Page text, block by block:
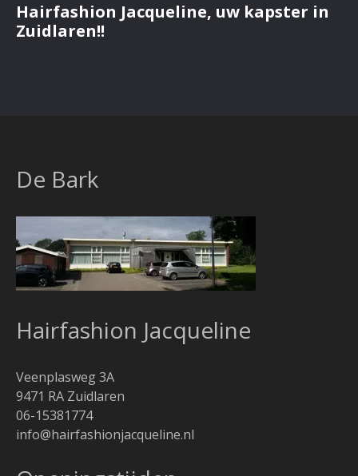
Hairfashion Jacqueline, uw kapster in
Zuidlaren!!
De Bark
Hairfashion Jacqueline
Veenplasweg 3A
9471 RA Zuidlaren
06-15381774
info@hairfashionjacqueline.nl